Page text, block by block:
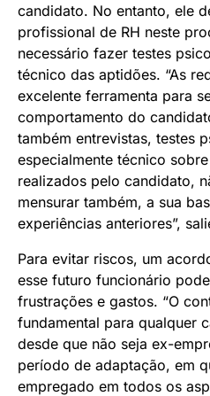
candidato. No entanto, ele
profissional de RH neste
necessário fazer testes
técnico das aptidões. “As
excelente ferramenta para
comportamento do
também entrevistas, testes
especialmente técnico
realizados pelo candidato,
mensurar também, a sua
experiências anteriores”,
Para evitar riscos, um
esse futuro funcionário
frustrações e gastos. “O
fundamental para qualquer
desde que não seja ex-
período de adaptação, em
empregado em todos os